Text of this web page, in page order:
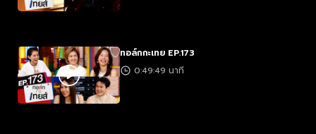
ทอล์กกะเทย EP.173
0:49:49 นาที